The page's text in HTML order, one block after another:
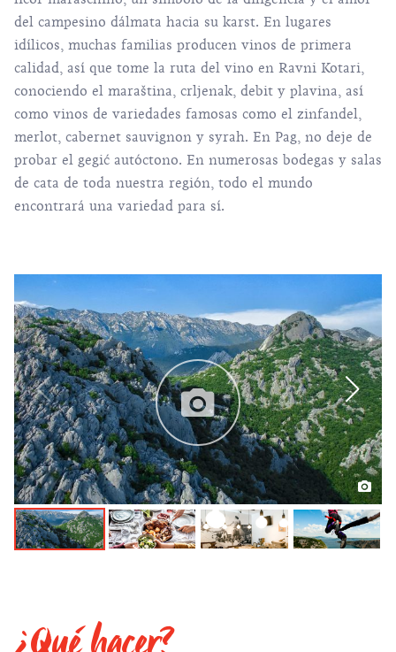
del campesino dálmata hacia su karst. En lugares
idílicos, muchas familias producen vinos de primera
calidad, así que tome la ruta del vino en Ravni Kotari,
conociendo el maraština, crljenak, debit y plavina, así
como vinos de variedades famosas como el zinfandel,
merlot, cabernet sauvignon y syrah. En Pag, no deje de
probar el gegić autóctono. En numerosas bodegas y salas
de cata de toda nuestra región, todo el mundo
encontrará una variedad para sí.